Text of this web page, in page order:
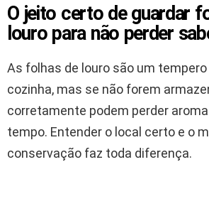
O jeito certo de guardar
louro para não perder
As folhas de louro são um
cozinha, mas se não forem
corretamente podem perder
tempo. Entender o local certo e o
conservação faz toda diferença.